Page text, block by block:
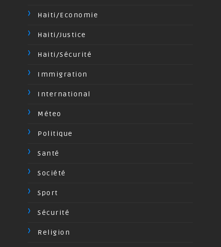
Haiti/Economie
Haiti/Justice
Haiti/Sécurité
Immigration
International
Méteo
Politique
Santé
Société
Sport
Sécurité
Religion